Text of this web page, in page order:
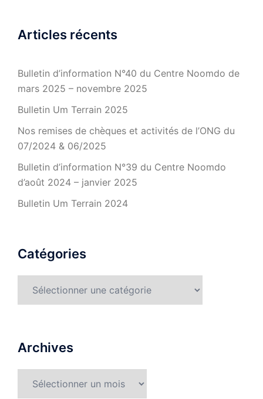
Articles récents
Bulletin d’information N°40 du Centre Noomdo de
mars 2025 – novembre 2025
Bulletin Um Terrain 2025
Nos remises de chèques et activités de l’ONG du
07/2024 & 06/2025
Bulletin d’information N°39 du Centre Noomdo
d’août 2024 – janvier 2025
Bulletin Um Terrain 2024
Catégories
Archives